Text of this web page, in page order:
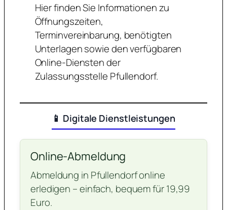
Hier finden Sie Informationen zu
Öffnungszeiten,
Terminvereinbarung, benötigten
Unterlagen sowie den verfügbaren
Online-Diensten der
Zulassungsstelle Pfullendorf.
📱 Digitale Dienstleistungen
Online-Abmeldung
Abmeldung in Pfullendorf online
erledigen – einfach, bequem für 19,99
Euro.